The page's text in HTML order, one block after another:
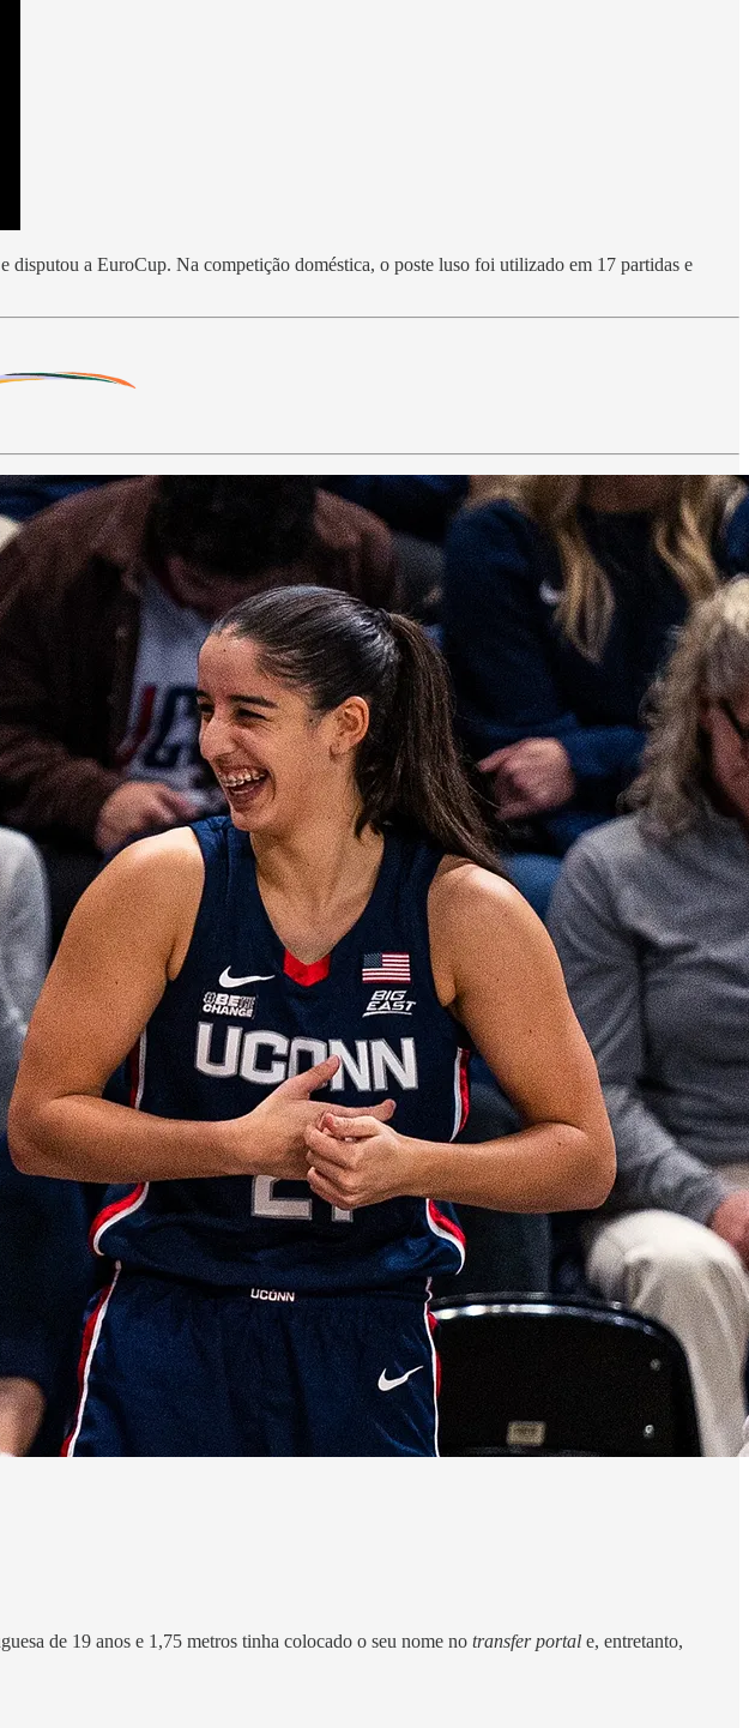
a EuroCup. Na competição doméstica, o poste luso foi utilizado em 17 partidas e
de 19 anos e 1,75 metros tinha colocado o seu nome no transfer portal e, entretanto,